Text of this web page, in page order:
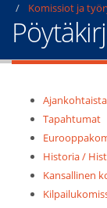
Komissiot ja
Ajankohtaista
Tapahtumat
Historia /
Kansallinen